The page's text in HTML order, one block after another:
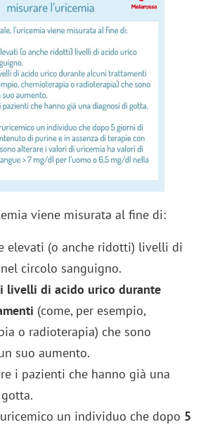
viene misurata al fine di:
elevati (o anche ridotti) livelli di
circolo sanguigno.
livelli di acido urico durante
(come, per esempio,
o radioterapia) che sono
suo aumento.
i pazienti che hanno già una
un individuo che dopo 5